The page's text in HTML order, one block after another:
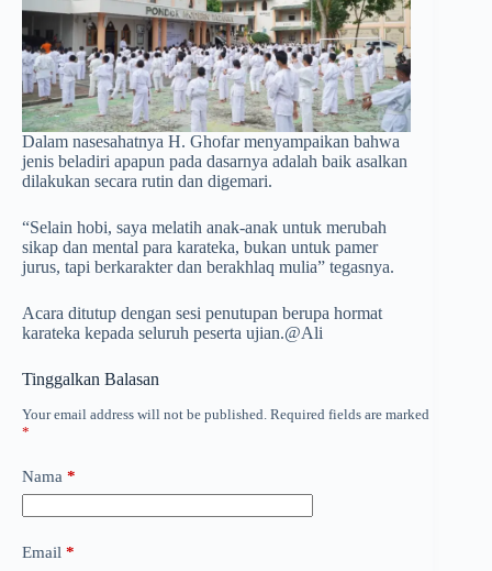
Dalam nasesahatnya H. Ghofar menyampaikan bahwa
jenis beladiri apapun pada dasarnya adalah baik asalkan
dilakukan secara rutin dan digemari.
“Selain hobi, saya melatih anak-anak untuk merubah
sikap dan mental para karateka, bukan untuk pamer
jurus, tapi berkarakter dan berakhlaq mulia” tegasnya.
Acara ditutup dengan sesi penutupan berupa hormat
karateka kepada seluruh peserta ujian.@Ali
Tinggalkan Balasan
Your email address will not be published. Required fields are marked
*
Nama *
Email *